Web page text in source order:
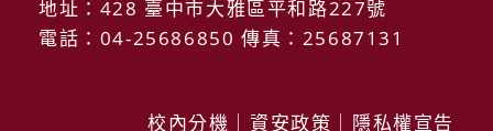
地址：428 臺中市大雅區平和路227號
電話：04-25686850 傳真：25687131
校內分機 資安政策 隱私權宣告